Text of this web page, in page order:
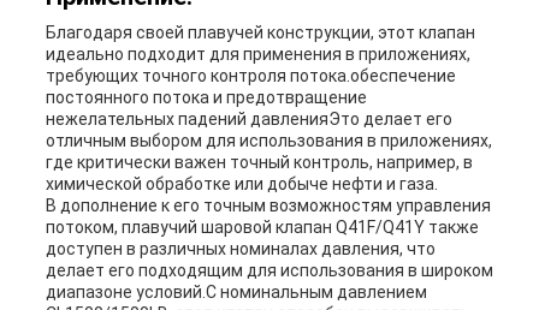
Благодаря своей плавучей конструкции, этот клапан
идеально подходит для применения в приложениях,
требующих точного контроля потока.обеспечение
постоянного потока и предотвращение
нежелательных падений давленияЭто делает его
отличным выбором для использования в приложениях,
где критически важен точный контроль, например, в
химической обработке или добыче нефти и газа.
В дополнение к его точным возможностям управления
потоком, плавучий шаровой клапан Q41F/Q41Y также
доступен в различных номиналах давления, что
делает его подходящим для использования в широком
диапазоне условий.С номинальным давлением